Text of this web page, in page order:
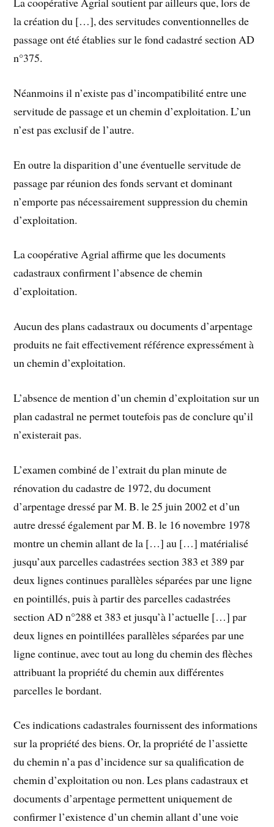
la création du […], des servitudes conventionnelles de
passage ont été établies sur le fond cadastré section AD
n°375.
Néanmoins il n’existe pas d’incompatibilité entre une
servitude de passage et un chemin d’exploitation. L’un
n’est pas exclusif de l’autre.
En outre la disparition d’une éventuelle servitude de
passage par réunion des fonds servant et dominant
n’emporte pas nécessairement suppression du chemin
d’exploitation.
La coopérative Agrial affirme que les documents
cadastraux confirment l’absence de chemin
d’exploitation.
Aucun des plans cadastraux ou documents d’arpentage
produits ne fait effectivement référence expressément à
un chemin d’exploitation.
L’absence de mention d’un chemin d’exploitation sur un
plan cadastral ne permet toutefois pas de conclure qu’il
n’existerait pas.
L’examen combiné de l’extrait du plan minute de
rénovation du cadastre de 1972, du document
d’arpentage dressé par M. B. le 25 juin 2002 et d’un
autre dressé également par M. B. le 16 novembre 1978
montre un chemin allant de la […] au […] matérialisé
jusqu’aux parcelles cadastrées section 383 et 389 par
deux lignes continues parallèles séparées par une ligne
en pointillés, puis à partir des parcelles cadastrées
section AD n°288 et 383 et jusqu’à l’actuelle […] par
deux lignes en pointillées parallèles séparées par une
ligne continue, avec tout au long du chemin des flèches
attribuant la propriété du chemin aux différentes
parcelles le bordant.
Ces indications cadastrales fournissent des informations
sur la propriété des biens. Or, la propriété de l’assiette
du chemin n’a pas d’incidence sur sa qualification de
chemin d’exploitation ou non. Les plans cadastraux et
documents d’arpentage permettent uniquement de
confirmer l’existence d’un chemin allant d’une voie